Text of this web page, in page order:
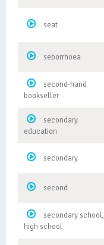
seat
seborrhoea
second-hand
bookseller
secondary
education
secondary
second
secondary school,
high school